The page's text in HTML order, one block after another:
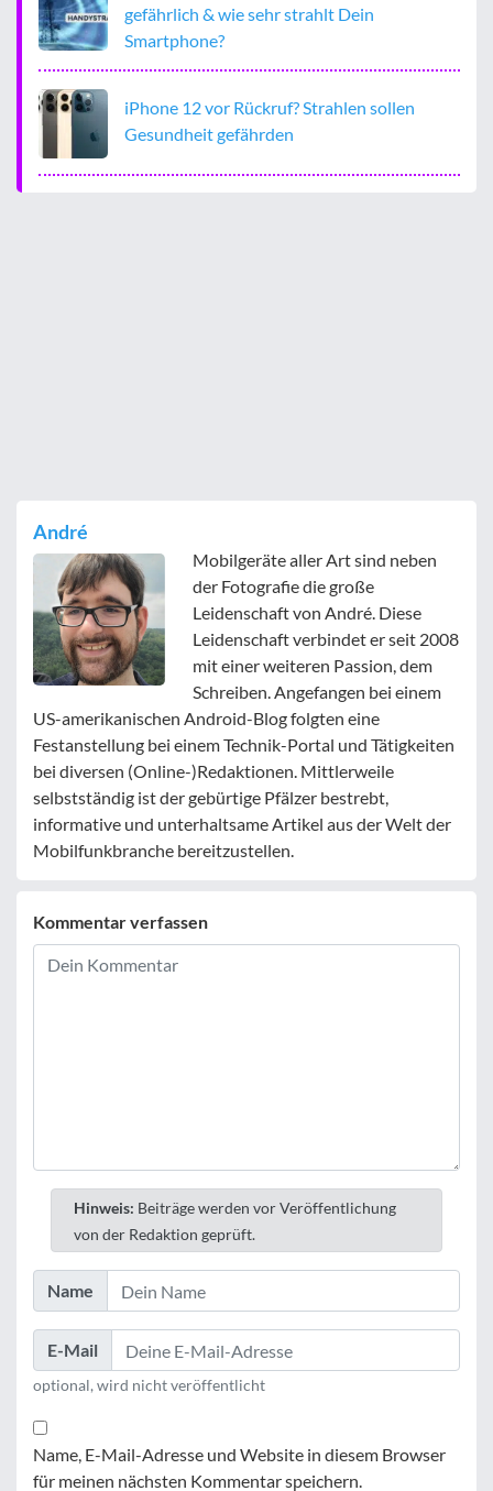
gefährlich & wie sehr strahlt Dein
Smartphone?
iPhone 12 vor Rückruf? Strahlen sollen
Gesundheit gefährden
André
Mobilgeräte aller Art sind neben
der Fotografie die große
Leidenschaft von André. Diese
Leidenschaft verbindet er seit 2008
mit einer weiteren Passion, dem
Schreiben. Angefangen bei einem
US-amerikanischen Android-Blog folgten eine
Festanstellung bei einem Technik-Portal und Tätigkeiten
bei diversen (Online-)Redaktionen. Mittlerweile
selbstständig ist der gebürtige Pfälzer bestrebt,
informative und unterhaltsame Artikel aus der Welt der
Mobilfunkbranche bereitzustellen.
Kommentar verfassen
Hinweis: Beiträge werden vor Veröffentlichung
von der Redaktion geprüft.
Name
E-Mail
optional, wird nicht veröffentlicht
Name, E-Mail-Adresse und Website in diesem Browser
für meinen nächsten Kommentar speichern.